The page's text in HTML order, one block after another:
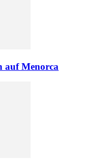
auf Menorca